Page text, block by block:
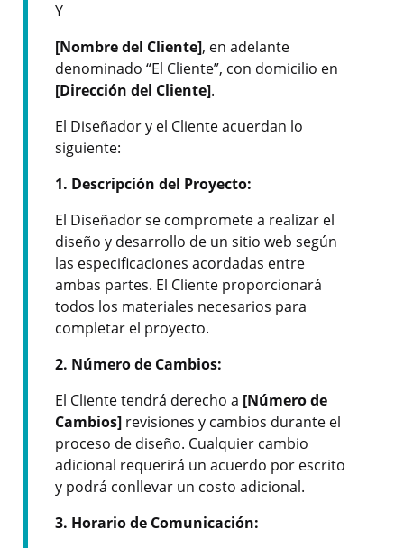
Y
[Nombre del Cliente], en adelante
denominado “El Cliente”, con domicilio en
[Dirección del Cliente].
El Diseñador y el Cliente acuerdan lo
siguiente:
1. Descripción del Proyecto:
El Diseñador se compromete a realizar el
diseño y desarrollo de un sitio web según
las especificaciones acordadas entre
ambas partes. El Cliente proporcionará
todos los materiales necesarios para
completar el proyecto.
2. Número de Cambios:
El Cliente tendrá derecho a [Número de
Cambios] revisiones y cambios durante el
proceso de diseño. Cualquier cambio
adicional requerirá un acuerdo por escrito
y podrá conllevar un costo adicional.
3. Horario de Comunicación: